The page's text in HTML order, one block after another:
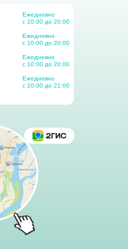
Ежедневно
с 10:00 до 20:00
Ежедневно
с 10:00 до 20:00
Ежедневно
с 10:00 до 20:00
Ежедневно
с 10:00 до 21:00